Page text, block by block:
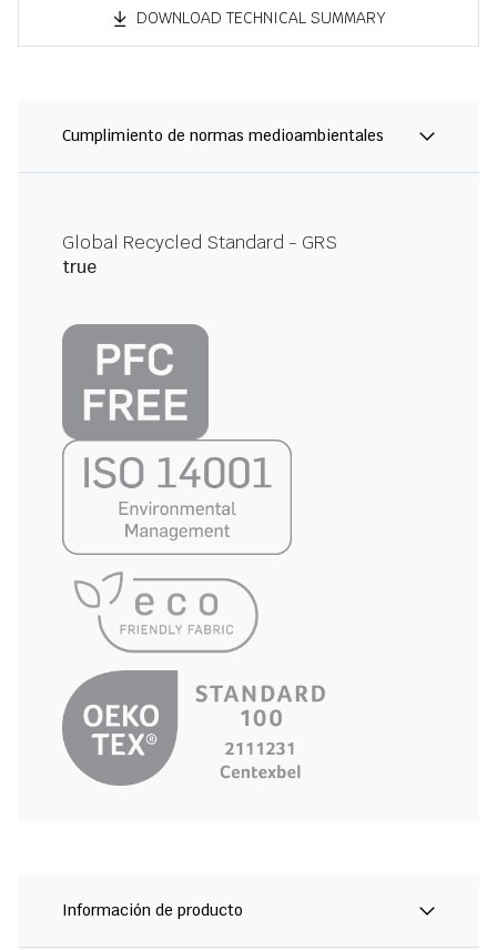
DOWNLOAD TECHNICAL SUMMARY
Cumplimiento de normas medioambientales
Global Recycled Standard - GRS
true
Información de producto